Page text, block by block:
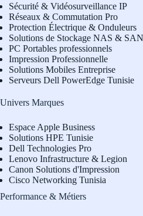
Sécurité & Vidéosurveillance IP
Réseaux & Commutation Pro
Protection Électrique & Onduleurs
Solutions de Stockage NAS & SAN
PC Portables professionnels
Impression Professionnelle
Solutions Mobiles Entreprise
Serveurs Dell PowerEdge Tunisie
Univers Marques
Espace Apple Business
Solutions HPE Tunisie
Dell Technologies Pro
Lenovo Infrastructure & Legion
Canon Solutions d'Impression
Cisco Networking Tunisia
Performance & Métiers